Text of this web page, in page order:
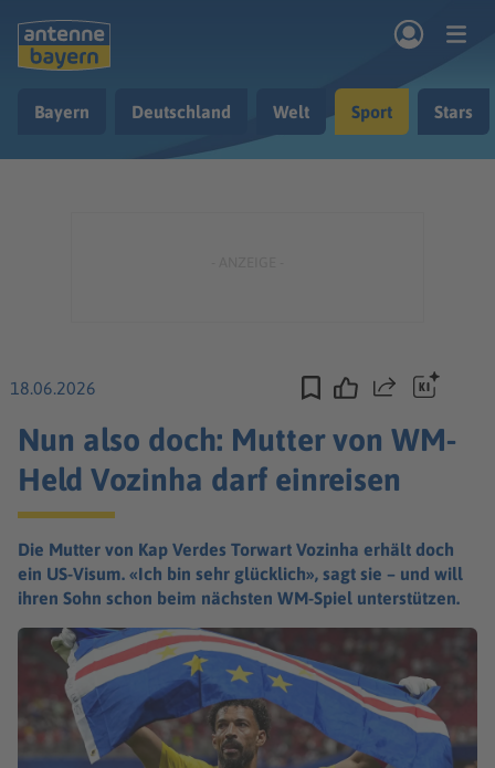
Bayern Deutschland Welt Sport Stars
18.06.2026 Teilen
Nun also doch: Mutter von WM-
Held Vozinha darf einreisen
Die Mutter von Kap Verdes Torwart Vozinha erhält doch
ein US-Visum. «Ich bin sehr glücklich», sagt sie – und will
ihren Sohn schon beim nächsten WM-Spiel unterstützen.